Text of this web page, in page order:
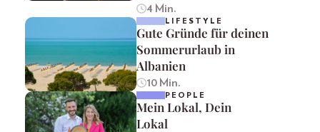
4 Min.
LIFESTYLE
Gute Gründe für deinen
Sommerurlaub in
Albanien
10 Min.
PEOPLE
Mein Lokal, Dein
Lokal